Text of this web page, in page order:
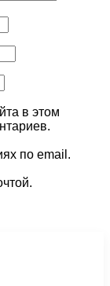
в этом
по email.